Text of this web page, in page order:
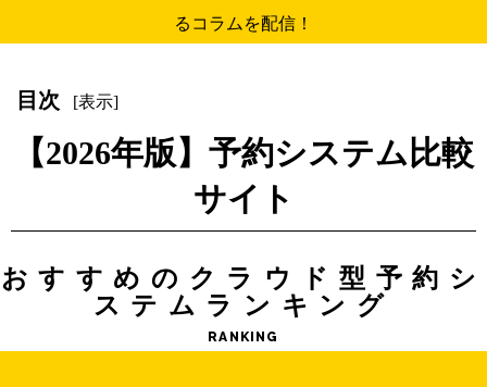
るコラムを配信！
目次
【2026年版】予約システム比較
サイト
おすすめのクラウド型予約シ
ステムランキング
RANKING